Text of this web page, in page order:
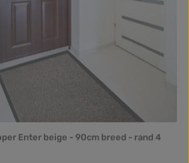
Enter beige - 90cm breed - rand 4